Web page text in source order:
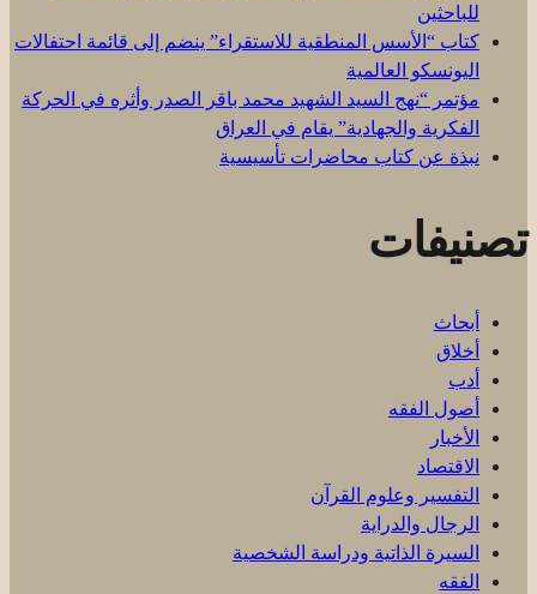
للباحثين
كتاب “الأسس المنطقية للاستقراء” ينضم إلى قائمة احتفالات
اليونسكو العالمية
مؤتمر “نهج السيد الشهيد محمد باقر الصدر وأثره في الحركة
الفكرية والجهادية” يقام في العراق
نبذة عن كتاب محاضرات تأسيسية
تصنيفات
أبحاث
أخلاق
أدب
أصول الفقه
الأخبار
الاقتصاد
التفسير وعلوم القرآن
الرجال والدراية
السيرة الذاتية ودراسة الشخصية
الفقه